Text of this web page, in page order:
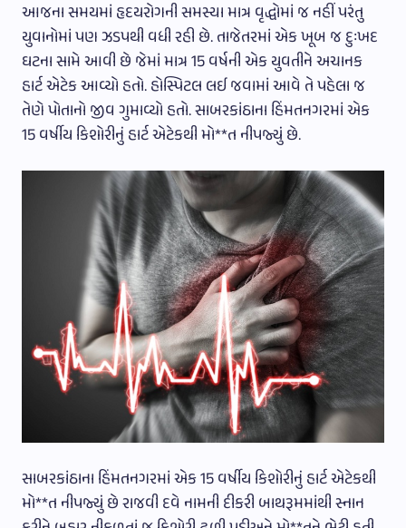
આજના સમયમાં હૃદયરોગની સમસ્યા માત્ર વૃદ્ધોમાં જ નહીં પરંતુ
યુવાનોમાં પણ ઝડપથી વધી રહી છે. તાજેતરમાં એક ખૂબ જ દુઃખદ
ઘટના સામે આવી છે જેમાં માત્ર 15 વર્ષની એક યુવતીને અચાનક
હાર્ટ એટેક આવ્યો હતો. હોસ્પિટલ લઈ જવામાં આવે તે પહેલા જ
તેણે પોતાનો જીવ ગુમાવ્યો હતો. સાબરકાંઠાના હિંમતનગરમાં એક
15 વર્ષીય કિશોરીનું હાર્ટ એટેકથી મો**ત નીપજ્યું છે.
સાબરકાંઠાના હિંમતનગરમાં એક 15 વર્ષીય કિશોરીનું હાર્ટ એટેકથી
મો**ત નીપજ્યું છે રાજવી દવે નામની દીકરી બાથરૂમમાંથી સ્નાન